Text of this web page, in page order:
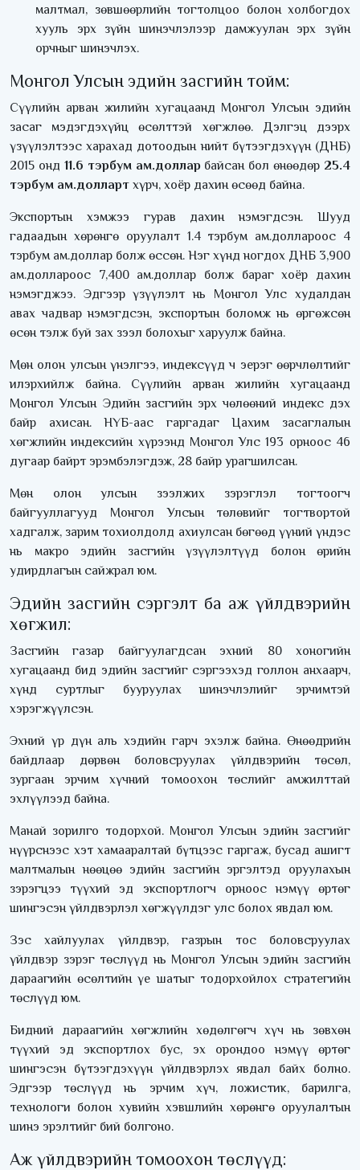
малтмал, зөвшөөрлийн тогтолцоо болон холбогдох
хууль эрх зүйн шинэчлэлээр дамжуулан эрх зүйн
орчныг шинэчлэх.
Монгол Улсын эдийн засгийн тойм:
Сүүлийн арван жилийн хугацаанд Монгол Улсын эдийн
засаг мэдэгдэхүйц өсөлттэй хөгжлөө. Дэлгэц дээрх
үзүүлэлтээс харахад дотоодын нийт бүтээгдэхүүн (ДНБ)
2015 онд 11.6 тэрбум ам.долларбайсан бол өнөөдөр 25.4
тэрбум ам.долларт хүрч, хоёр дахин өсөөд байна.
Экспортын хэмжээ гурав дахин нэмэгдсэн. Шууд
гадаадын хөрөнгө оруулалт 1.4 тэрбум ам.доллароос 4
тэрбум ам.доллар болж өссөн. Нэг хүнд ногдох ДНБ 3,900
ам.доллароос 7,400 ам.доллар болж бараг хоёр дахин
нэмэгджээ. Эдгээр үзүүлэлт нь Монгол Улс худалдан
авах чадвар нэмэгдсэн, экспортын боломж нь өргөжсөн
өсөн тэлж буй зах зээл болохыг харуулж байна.
Мөн олон улсын үнэлгээ, индексүүд ч эерэг өөрчлөлтийг
илэрхийлж байна. Сүүлийн арван жилийн хугацаанд
Монгол Улсын Эдийн засгийн эрх чөлөөний индекс дэх
байр ахисан. НҮБ-аас гаргадаг Цахим засаглалын
хөгжлийн индексийн хүрээнд Монгол Улс 193 орноос 46
дугаар байрт эрэмбэлэгдэж, 28 байр урагшилсан.
Мөн олон улсын зээлжих зэрэглэл тогтоогч
байгууллагууд Монгол Улсын төлөвийг тогтвортой
хадгалж, зарим тохиолдолд ахиулсан бөгөөд үүний үндэс
нь макро эдийн засгийн үзүүлэлтүүд болон өрийн
удирдлагын сайжрал юм.
Эдийн засгийн сэргэлт ба аж үйлдвэрийн
хөгжил:
Засгийн газар байгуулагдсан эхний 80 хоногийн
хугацаанд бид эдийн засгийг сэргээхэд голлон анхаарч,
хүнд суртлыг бууруулах шинэчлэлийг эрчимтэй
хэрэгжүүлсэн.
Эхний үр дүн аль хэдийн гарч эхэлж байна. Өнөөдрийн
байдлаар дөрвөн боловсруулах үйлдвэрийн төсөл,
зургаан эрчим хүчний томоохон төслийг амжилттай
эхлүүлээд байна.
Манай зорилго тодорхой. Монгол Улсын эдийн засгийг
нүүрснээс хэт хамааралтай бүтцээс гаргаж, бусад ашигт
малтмалын нөөцөө эдийн засгийн эргэлтэд оруулахын
зэрэгцээ түүхий эд экспортлогч орноос нэмүү өртөг
шингэсэн үйлдвэрлэл хөгжүүлдэг улс болох явдал юм.
Зэс хайлуулах үйлдвэр, газрын тос боловсруулах
үйлдвэр зэрэг төслүүд нь Монгол Улсын эдийн засгийн
дараагийн өсөлтийн үе шатыг тодорхойлох стратегийн
төслүүд юм.
Бидний дараагийн хөгжлийн хөдөлгөгч хүч нь зөвхөн
түүхий эд экспортлох бус, эх орондоо нэмүү өртөг
шингэсэн бүтээгдэхүүн үйлдвэрлэх явдал байх болно.
Эдгээр төслүүд нь эрчим хүч, ложистик, барилга,
технологи болон хувийн хэвшлийн хөрөнгө оруулалтын
шинэ эрэлтийг бий болгоно.
Аж үйлдвэрийн томоохон төслүүд: